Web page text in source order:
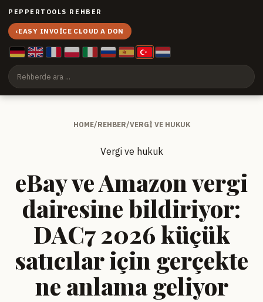
PEPPERTOOLS REHBER
‹EASY INVOICE CLOUD A DON
HOME/REHBER/VERGI VE HUKUK
Vergi ve hukuk
eBay ve Amazon vergi
dairesine bildiriyor:
DAC7 2026 küçük
satıcılar için gerçekte
ne anlama geliyor